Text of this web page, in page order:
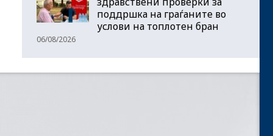
поддршка на граѓаните во
услови на топлотен бран
06/08/2026